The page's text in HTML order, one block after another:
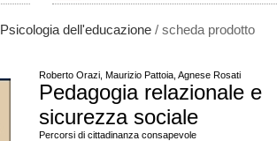
Psicologia dell'educazione / scheda prodotto
Roberto Orazi, Maurizio Pattoia, Agnese Rosati
Pedagogia relazionale e
sicurezza sociale
Percorsi di cittadinanza consapevole